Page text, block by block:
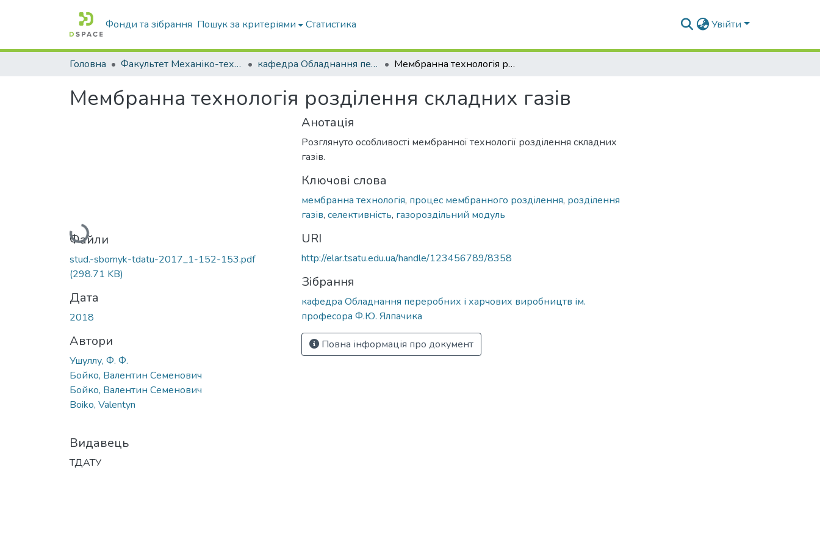
Фонди та зібрання Пошук за критеріями Статистика Увійти
Головна Факультет Механіко-технологічний кафедра Обладнання переробних і харчових виробництв ім. професора Ф.Ю. Ялпачика Мембранна технологія розділення складних газів
Мембранна технологія розділення складних газів
Вантажиться...
Файли
stud.-sbornyk-tdatu-2017_1-152-153.pdf
(298.71 KB)
Дата
2018
Автори
Ушуллу, Ф. Ф.
Бойко, Валентин Семенович
Бойко, Валентин Семенович
Boiko, Valentyn
Видавець
ТДАТУ
Анотація
Розглянуто особливості мембранної технології розділення складних
газів.
Ключові слова
мембранна технологія, процес мембранного розділення, розділення
газів, селективність, газороздільний модуль
URI
http://elar.tsatu.edu.ua/handle/123456789/8358
Зібрання
кафедра Обладнання переробних і харчових виробництв ім.
професора Ф.Ю. Ялпачика
Повна інформація про документ